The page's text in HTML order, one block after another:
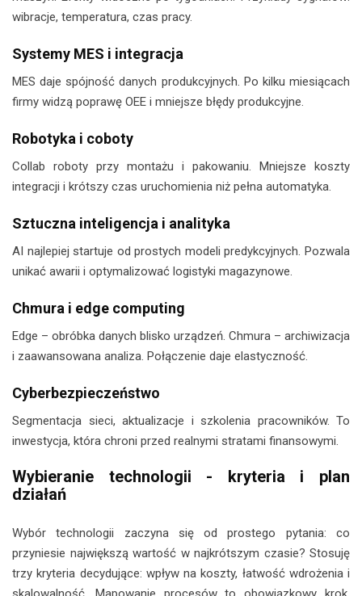
wibracje, temperatura, czas pracy.
Systemy MES i integracja
MES daje spójność danych produkcyjnych. Po kilku miesiącach
firmy widzą poprawę OEE i mniejsze błędy produkcyjne.
Robotyka i coboty
Collab roboty przy montażu i pakowaniu. Mniejsze koszty
integracji i krótszy czas uruchomienia niż pełna automatyka.
Sztuczna inteligencja i analityka
AI najlepiej startuje od prostych modeli predykcyjnych. Pozwala
unikać awarii i optymalizować logistyki magazynowe.
Chmura i edge computing
Edge – obróbka danych blisko urządzeń. Chmura – archiwizacja
i zaawansowana analiza. Połączenie daje elastyczność.
Cyberbezpieczeństwo
Segmentacja sieci, aktualizacje i szkolenia pracowników. To
inwestycja, która chroni przed realnymi stratami finansowymi.
Wybieranie technologii - kryteria i plan
działań
Wybór technologii zaczyna się od prostego pytania: co
przyniesie największą wartość w najkrótszym czasie? Stosuję
trzy kryteria decydujące: wpływ na koszty, łatwość wdrożenia i